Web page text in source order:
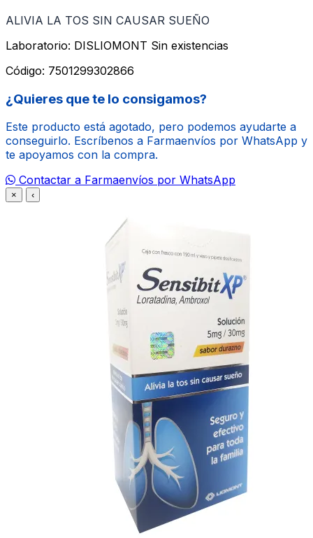
ALIVIA LA TOS SIN CAUSAR SUEÑO
Laboratorio: DISLIOMONT Sin existencias
Código: 7501299302866
¿Quieres que te lo consigamos?
Este producto está agotado, pero podemos ayudarte a
conseguirlo. Escríbenos a Farmaenvíos por WhatsApp y
te apoyamos con la compra.
Contactar a Farmaenvíos por WhatsApp
× ‹